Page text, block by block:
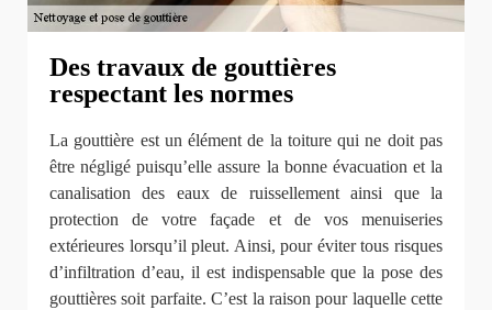
Des travaux de gouttières
respectant les normes
La gouttière est un élément de la toiture qui ne doit pas
être négligé puisqu’elle assure la bonne évacuation et la
canalisation des eaux de ruissellement ainsi que la
protection de votre façade et de vos menuiseries
extérieures lorsqu’il pleut. Ainsi, pour éviter tous risques
d’infiltration d’eau, il est indispensable que la pose des
gouttières soit parfaite. C’est la raison pour laquelle cette